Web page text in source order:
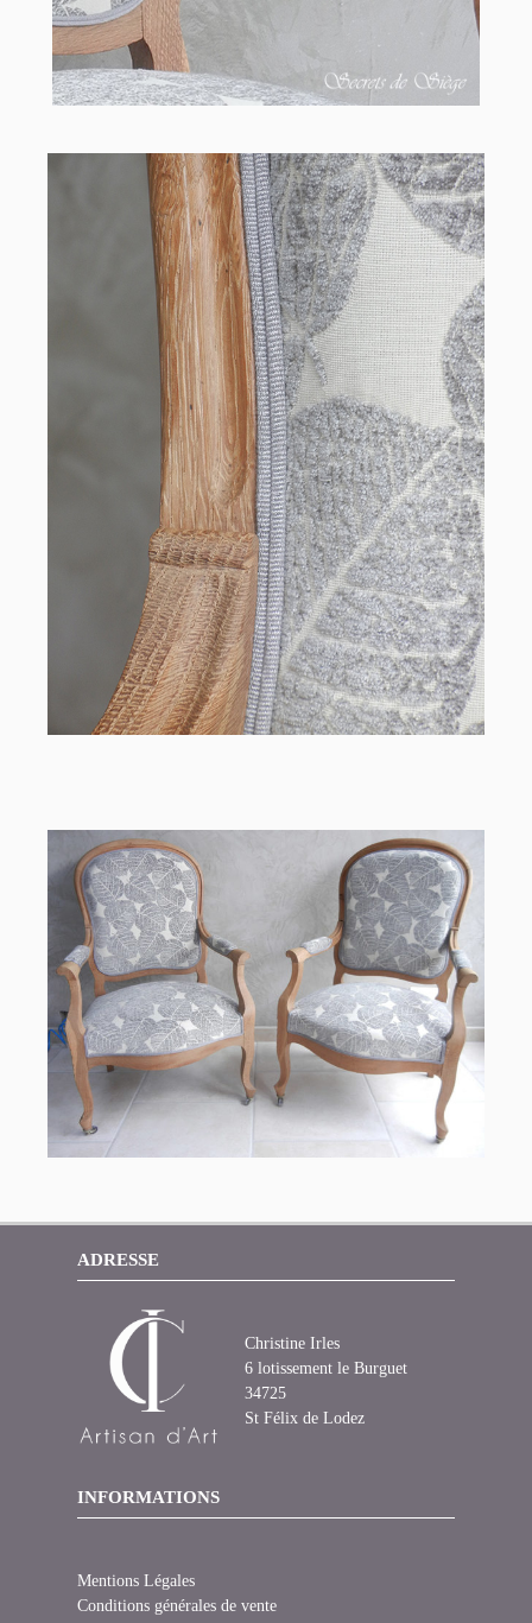
ADRESSE
Christine Irles
6 lotissement le Burguet
34725
St Félix de Lodez
INFORMATIONS
Mentions Légales
Conditions générales de vente